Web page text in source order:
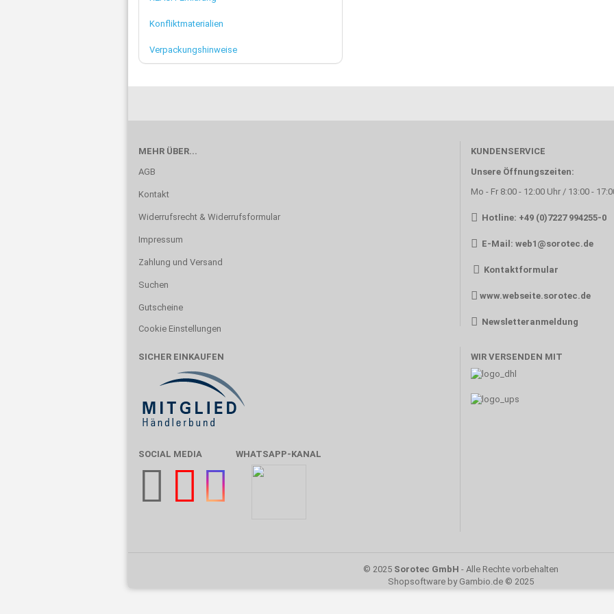
Konfliktmaterialien
Verpackungshinweise
MEHR ÜBER...
AGB
Kontakt
Widerrufsrecht & Widerrufsformular
Impressum
Zahlung und Versand
Suchen
Gutscheine
Cookie Einstellungen
KUNDENSERVICE
Unsere Öffnungszeiten:
Mo - Fr 8:00 - 12:00 Uhr / 13:00 -
Hotline: +49 (0)7227 994255-0
E-Mail: web1@sorotec.de
Kontaktformular
www.webseite.sorotec.de
Newsletteranmeldung
SICHER EINKAUFEN
SOCIAL MEDIA WHATSAPP-KANAL
WIR VERSENDEN MIT
© 2025 Sorotec GmbH - Alle Rechte vorbehalten
Shopsoftwareby Gambio.de © 2025